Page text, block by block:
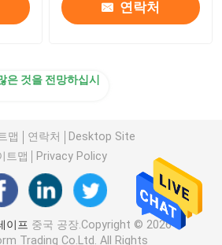
연락처
은 것을 전망하십시
맵 연락처
Desktop Site
트맵
Privacy Policy
이프 중국 공장.Copyright © 2026
Trading Co.Ltd. All Rights